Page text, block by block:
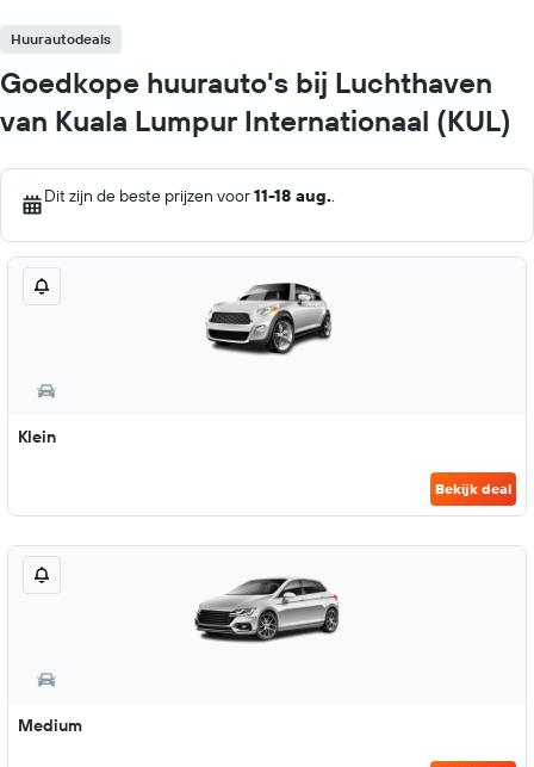
Huurautodeals
Goedkope huurauto's bij Luchthaven
van Kuala Lumpur Internationaal (KUL)
Dit zijn de beste prijzen voor11-18 aug..
Klein
Bekijk deal
Medium